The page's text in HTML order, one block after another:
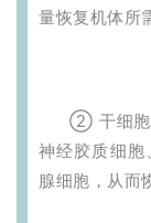
量恢复机体所
② 干细胞
神经胶质细胞
腺细胞，从而